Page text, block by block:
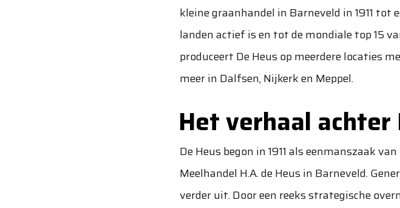
kleine graanhandel in Barneveld in 1911
landen actief is en tot de mondiale top 15
produceert De Heus op meerdere locaties
meer in Dalfsen, Nijkerk en Meppel.
Het verhaal achter
De Heus begon in 1911 als eenmanszaak
Meelhandel H.A. de Heus in Barneveld.
verder uit. Door een reeks strategische